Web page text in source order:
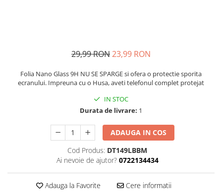
29,99 RON23,99 RON
Folia Nano Glass 9H NU SE SPARGE si ofera o protectie sporita
ecranului. Impreuna cu o Husa, aveti telefonul complet protejat
IN STOC
Durata de livrare: 1
ADAUGA IN COS
Cod Produs: DT149LBBM
Ai nevoie de ajutor? 0722134434
Adauga la Favorite Cere informatii